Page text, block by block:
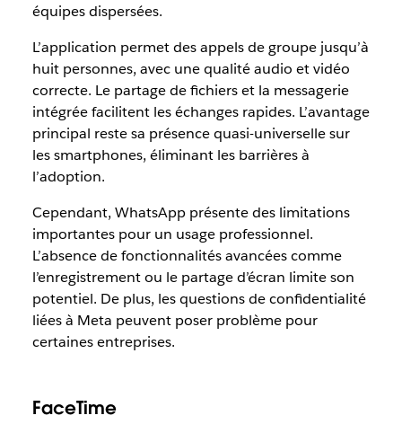
équipes dispersées.
L’application permet des appels de groupe jusqu’à
huit personnes, avec une qualité audio et vidéo
correcte. Le partage de fichiers et la messagerie
intégrée facilitent les échanges rapides. L’avantage
principal reste sa présence quasi-universelle sur
les smartphones, éliminant les barrières à
l’adoption.
Cependant, WhatsApp présente des limitations
importantes pour un usage professionnel.
L’absence de fonctionnalités avancées comme
l’enregistrement ou le partage d’écran limite son
potentiel. De plus, les questions de confidentialité
liées à Meta peuvent poser problème pour
certaines entreprises.
FaceTime